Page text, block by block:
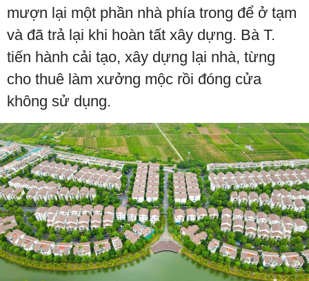
mượn lại một phần nhà phía trong để ở tạm
và đã trả lại khi hoàn tất xây dựng. Bà T.
tiến hành cải tạo, xây dựng lại nhà, từng
cho thuê làm xưởng mộc rồi đóng cửa
không sử dụng.